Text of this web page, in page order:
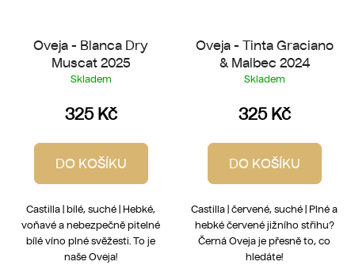
Oveja - Blanca Dry
Muscat 2025
Skladem
325 Kč
DO KOŠÍKU
Castilla | bílé, suché | Hebké,
voňavé a nebezpečně pitelné
bílé víno plné svěžesti. To je
naše Oveja!
Oveja - Tinta Graciano
& Malbec 2024
Skladem
325 Kč
DO KOŠÍKU
Castilla | červené, suché | Plné a
hebké červené jižního střihu?
Černá Oveja je přesně to, co
hledáte!